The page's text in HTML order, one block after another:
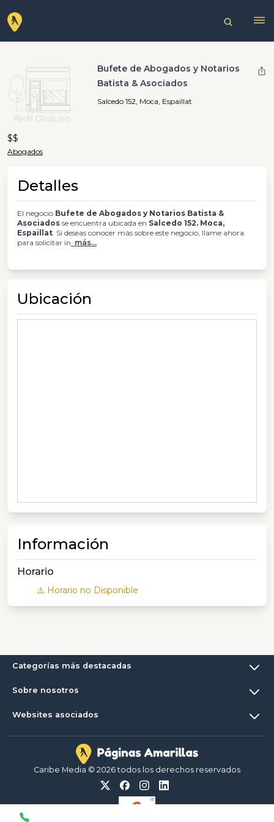
Bufete de Abogados y Notarios
Batista & Asociados
Salcedo 152, Moca, Espaillat
$$
Abogados
Detalles
El negocio Bufete de Abogados y Notarios Batista &
Asociados se encuentra ubicada en Salcedo 152. Moca,
Espaillat. Si deseas conocer más sobre este negocio, llame ahora
para solicitar in más...
Ubicación
Información
Horario
⚠️ Horario no Disponible
Categorías más destacadas
Sobre nosotros
Websites asociados
Caribe Media © 2026 todos los derechos reservados